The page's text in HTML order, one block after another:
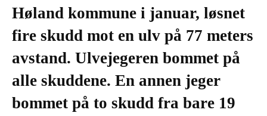
Høland kommune i januar, løsnet
fire skudd mot en ulv på 77 meters
avstand. Ulvejegeren bommet på
alle skuddene. En annen jeger
bommet på to skudd fra bare 19